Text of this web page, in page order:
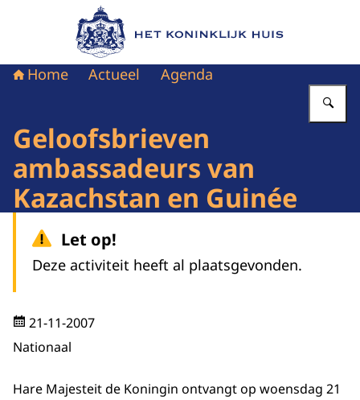
Naar de homepage van Het Koninklijk Huis
Home Actueel Agenda
Geloofsbrieven
ambassadeurs van
Kazachstan en Guinée
Let op!
Deze activiteit heeft al plaatsgevonden.
21-11-2007
Nationaal
Hare Majesteit de Koningin ontvangt op woensdag 21